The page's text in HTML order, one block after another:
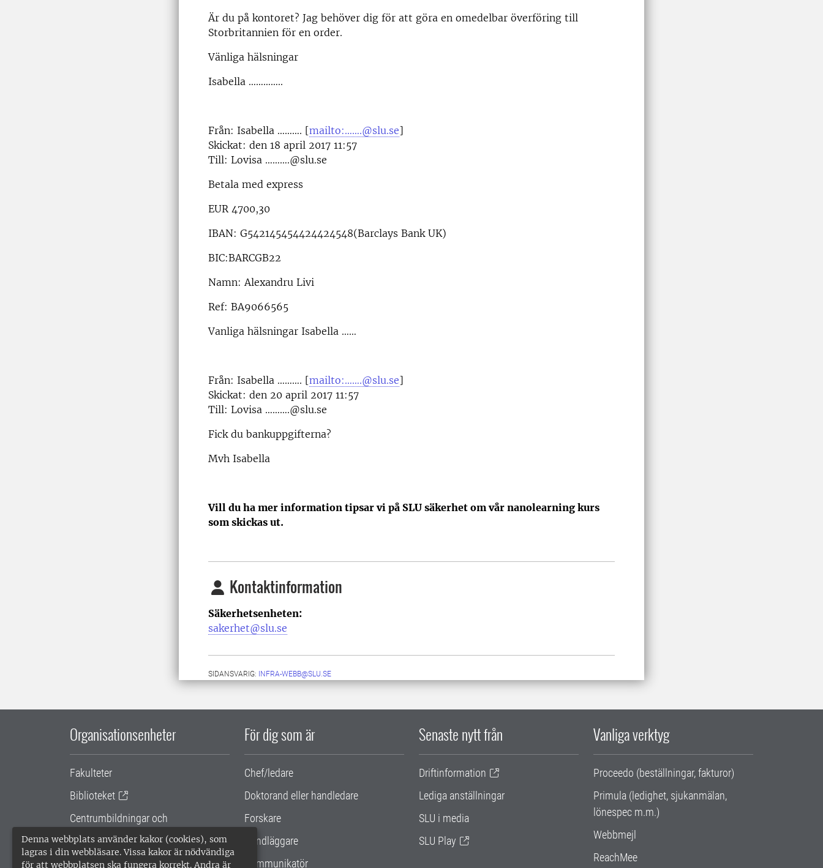
Denna webbplats använder kakor (cookies), som
lagras i din webbläsare. Vissa kakor är nödvändiga
för att webbplatsen ska fungera korrekt. Andra är
Är du på kontoret? Jag behöver dig för att göra en omedelbar överföring till
Storbritannien för en order.
Vänliga hälsningar
Isabella …………..
Från: Isabella ………. [mailto:…….@slu.se]
Skickat: den 18 april 2017 11:57
Till: Lovisa ……….@slu.se
Betala med express
EUR 4700,30
IBAN: G542145454424424548(Barclays Bank UK)
BIC:BARCGB22
Namn: Alexandru Livi
Ref: BA9066565
Vanliga hälsningar Isabella ……
Från: Isabella ………. [mailto:…….@slu.se]
Skickat: den 20 april 2017 11:57
Till: Lovisa ……….@slu.se
Fick du bankuppgifterna?
Mvh Isabella
Vill du ha mer information tipsar vi på SLU säkerhet om vår nanolearning kurs
som skickas ut.
Kontaktinformation
Säkerhetsenheten:
sakerhet@slu.se
SIDANSVARIG: INFRA-WEBB@SLU.SE
Organisationsenheter
Fakulteter
Biblioteket
Centrumbildningar och
samarbetsprojekt
Gemensamma verksamhetsstödet
För dig som är
Chef/ledare
Doktorand eller handledare
Forskare
Handläggare
Kommunikatör
Senaste nytt från
Driftinformation
Lediga anställningar
SLU i media
SLU Play
Vanliga verktyg
Proceedo (beställningar, fakturor)
Primula (ledighet, sjukanmälan,
lönespec m.m.)
Webbmejl
ReachMee